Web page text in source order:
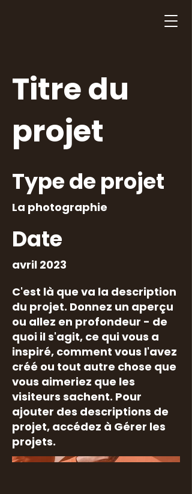
Titre du
projet
Type de projet
La photographie
Date
avril 2023
C'est là que va la description
du projet. Donnez un aperçu
ou allez en profondeur - de
quoi il s'agit, ce qui vous a
inspiré, comment vous l'avez
créé ou tout autre chose que
vous aimeriez que les
visiteurs sachent. Pour
ajouter des descriptions de
projet, accédez à Gérer les
projets.